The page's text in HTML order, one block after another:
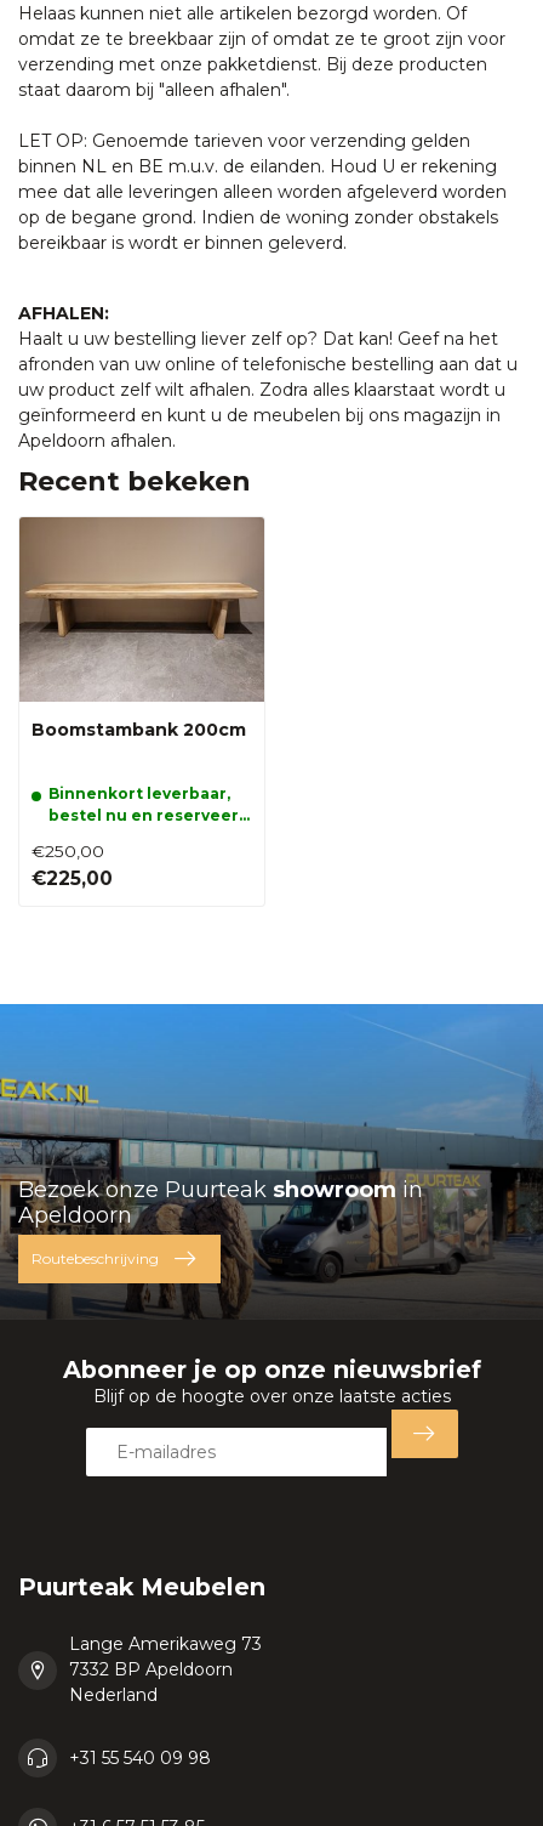
Helaas kunnen niet alle artikelen bezorgd worden. Of
omdat ze te breekbaar zijn of omdat ze te groot zijn voor
verzending met onze pakketdienst. Bij deze producten
staat daarom bij "alleen afhalen".
LET OP: Genoemde tarieven voor verzending gelden
binnen NL en BE m.u.v. de eilanden. Houd U er rekening
mee dat alle leveringen alleen worden afgeleverd worden
op de begane grond. Indien de woning zonder obstakels
bereikbaar is wordt er binnen geleverd.
AFHALEN:
Haalt u uw bestelling liever zelf op? Dat kan! Geef na het
afronden van uw online of telefonische bestelling aan dat u
uw product zelf wilt afhalen. Zodra alles klaarstaat wordt u
geïnformeerd en kunt u de meubelen bij ons magazijn in
Apeldoorn afhalen.
Recent bekeken
Boomstambank 200cm
Binnenkort leverbaar,
bestel nu en reserveer
€250,00
€225,00
Bezoek onze Puurteak showroom in
Apeldoorn
Routebeschrijving
Abonneer je op onze nieuwsbrief
Blijf op de hoogte over onze laatste acties
Puurteak Meubelen
Lange Amerikaweg 73
7332 BP Apeldoorn
Nederland
+31 55 540 09 98